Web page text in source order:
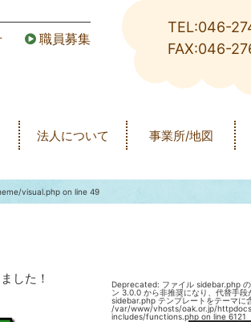
職員募集
TEL:046-
FAX:046-
法人について 事業所/地図
visual.php on line 49
した！ Deprecated: ファイル sidebar.php
ン 3.0.0 から非推奨になり、代替手段
sidebar.php テンプレートをテーマに
/var/www/vhosts/oak.or.jp/
includes/functions.php on line 6121